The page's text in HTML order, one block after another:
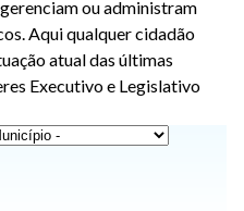
ou administram
Aqui qualquer cidadão
atual das últimas
Executivo e Legislativo